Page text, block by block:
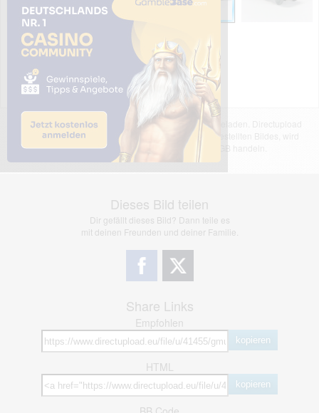
Das dargestellte Bild wurde von einem Nutzer hochgeladen. Directupload
übernimmt keinerlei Haftung für den Inhalt des dargestellten Bildes, wird
jedoch bei Verstößen nach §2(3) unserer AGB handeln.
Dieses Bild teilen
Dir gefällt dieses Bild? Dann teile es
mit deinen Freunden und deiner Familie.
Share Links
Empfohlen
kopieren
HTML
kopieren